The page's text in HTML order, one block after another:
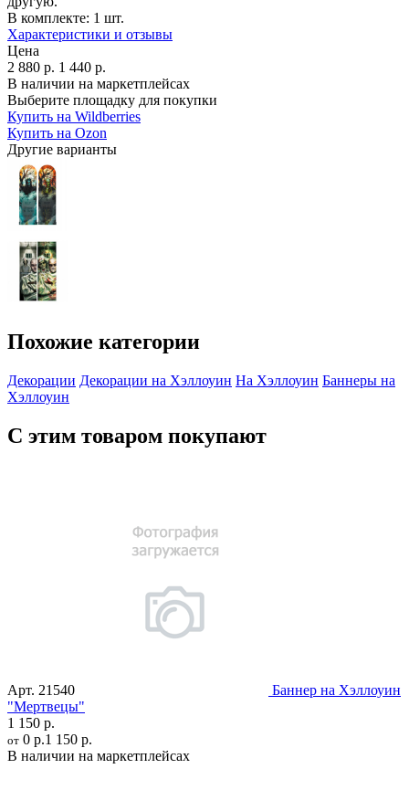
В комплекте: 1 шт.
Характеристики и отзывы
Цена
2 880 р. 1 440 р.
В наличии на маркетплейсах
Выберите площадку для покупки
Купить на Wildberries
Купить на Ozon
Другие варианты
Похожие категории
Декорации Декорации на Хэллоуин На Хэллоуин Баннеры на
Хэллоуин
С этим товаром покупают
Арт. 21540
Баннер на Хэллоуин
"Мертвецы"
1 150 р.
от 0 р.1 150 р.
В наличии на маркетплейсах